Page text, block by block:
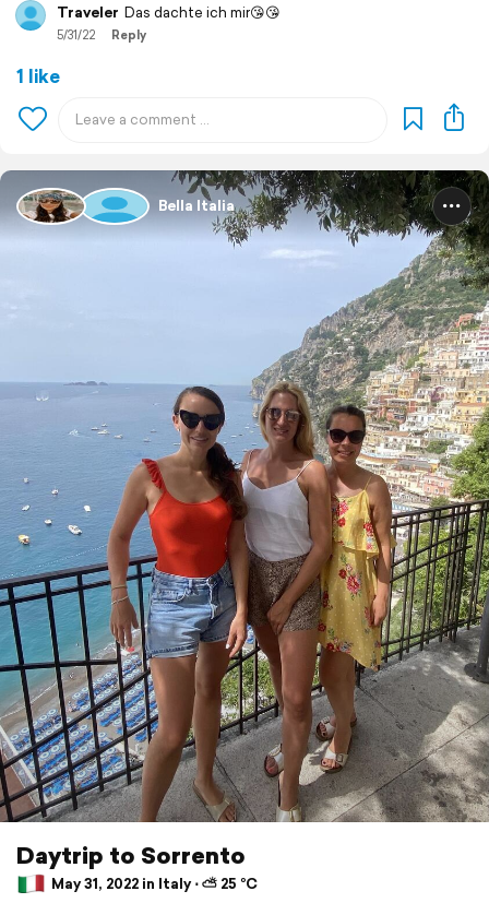
Traveler Das dachte ich mir😘😘
5/31/22 Reply
1 like
Bella Italia
Daytrip to Sorrento
May 31, 2022 in Italy ⋅ ⛅ 25 °C